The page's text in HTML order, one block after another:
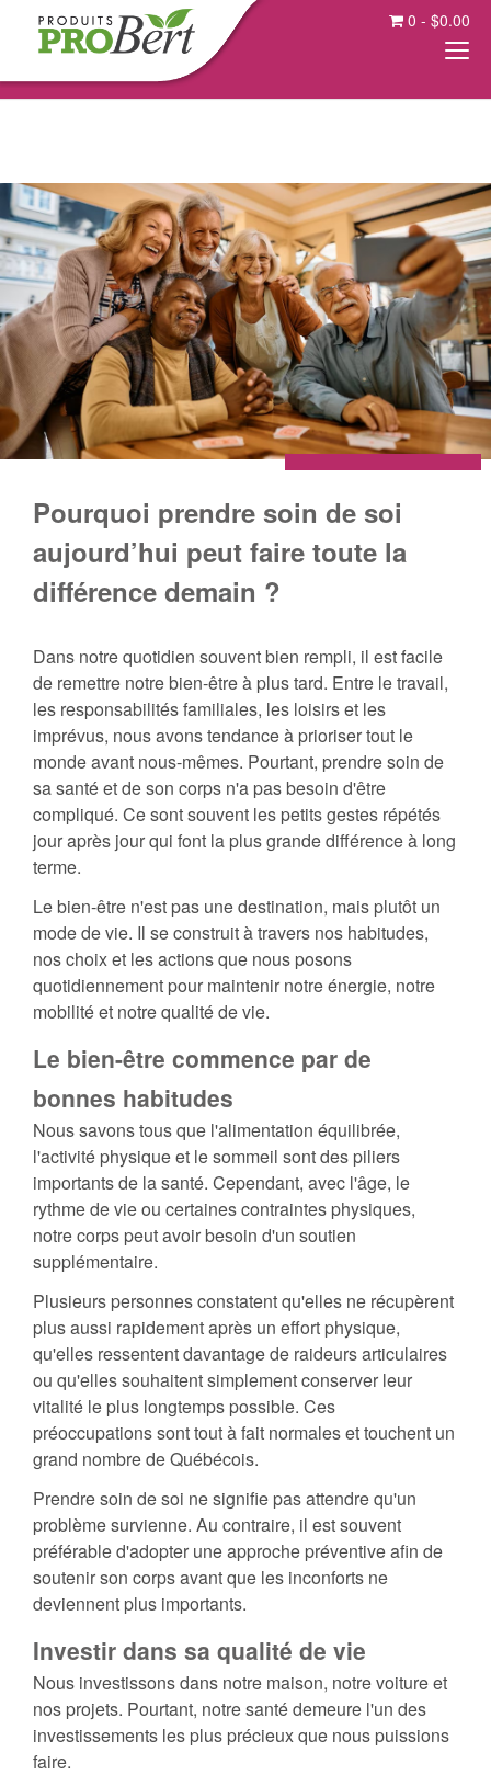
0 - $0.00
Pourquoi prendre soin de soi
aujourd’hui peut faire toute la
différence demain ?
Dans notre quotidien souvent bien rempli, il est facile
de remettre notre bien-être à plus tard. Entre le travail,
les responsabilités familiales, les loisirs et les
imprévus, nous avons tendance à prioriser tout le
monde avant nous-mêmes. Pourtant, prendre soin de
sa santé et de son corps n'a pas besoin d'être
compliqué. Ce sont souvent les petits gestes répétés
jour après jour qui font la plus grande différence à long
terme.
Le bien-être n'est pas une destination, mais plutôt un
mode de vie. Il se construit à travers nos habitudes,
nos choix et les actions que nous posons
quotidiennement pour maintenir notre énergie, notre
mobilité et notre qualité de vie.
Le bien-être commence par de
bonnes habitudes
Nous savons tous que l'alimentation équilibrée,
l'activité physique et le sommeil sont des piliers
importants de la santé. Cependant, avec l'âge, le
rythme de vie ou certaines contraintes physiques,
notre corps peut avoir besoin d'un soutien
supplémentaire.
Plusieurs personnes constatent qu'elles ne récupèrent
plus aussi rapidement après un effort physique,
qu'elles ressentent davantage de raideurs articulaires
ou qu'elles souhaitent simplement conserver leur
vitalité le plus longtemps possible. Ces
préoccupations sont tout à fait normales et touchent un
grand nombre de Québécois.
Prendre soin de soi ne signifie pas attendre qu'un
problème survienne. Au contraire, il est souvent
préférable d'adopter une approche préventive afin de
soutenir son corps avant que les inconforts ne
deviennent plus importants.
Investir dans sa qualité de vie
Nous investissons dans notre maison, notre voiture et
nos projets. Pourtant, notre santé demeure l'un des
investissements les plus précieux que nous puissions
faire.